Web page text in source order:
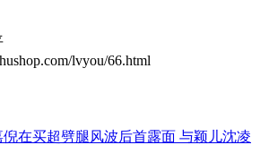
lvyou/66.html
在买超劈腿风波后首露面 与颖儿沈凌